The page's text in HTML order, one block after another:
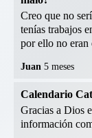
Creo que no
tenías trabajos
por ello no eran
Juan 5 meses
Calendario
Gracias a Dios
información